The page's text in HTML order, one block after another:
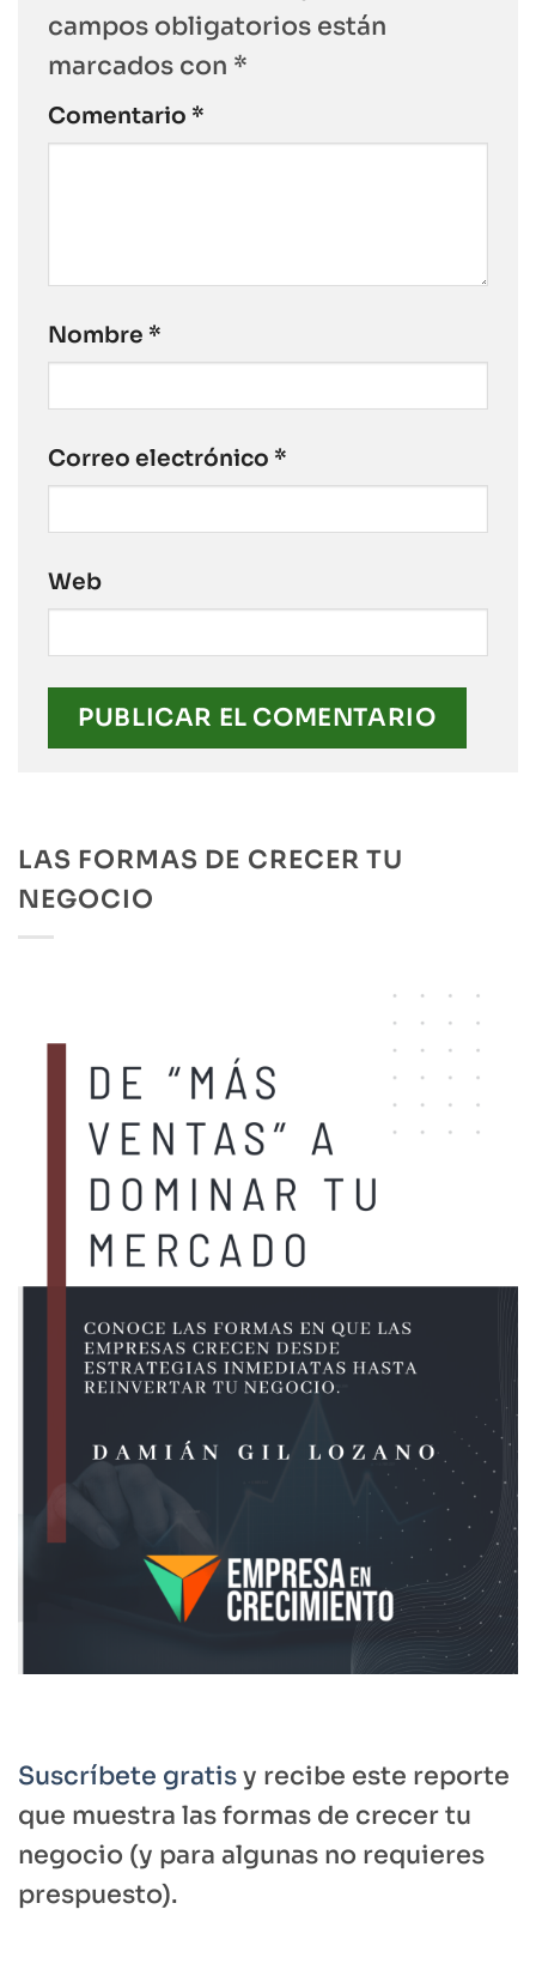
campos obligatorios están
marcados con *
Comentario *
Nombre *
Correo electrónico *
Web
LAS FORMAS DE CRECER TU
NEGOCIO
Suscríbete gratisy recibe este reporte
que muestra las formas de crecer tu
negocio (y para algunas no requieres
prespuesto).